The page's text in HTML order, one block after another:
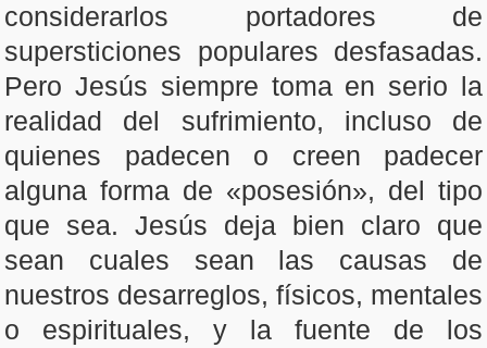
considerarlos portadores de
supersticiones populares desfasadas.
Pero Jesús siempre toma en serio la
realidad del sufrimiento, incluso de
quienes padecen o creen padecer
alguna forma de «posesión», del tipo
que sea. Jesús deja bien claro que
sean cuales sean las causas de
nuestros desarreglos, físicos, mentales
o espirituales, y la fuente de los